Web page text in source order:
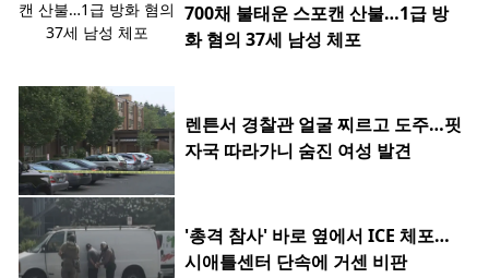
700채 불태운 스포캔 산불…1급 방
화 혐의 37세 남성 체포
렌튼서 경찰관 얼굴 찌르고 도주…핏
자국 따라가니 숨진 여성 발견
'총격 참사' 바로 옆에서 ICE 체포…
시애틀센터 단속에 거센 비판